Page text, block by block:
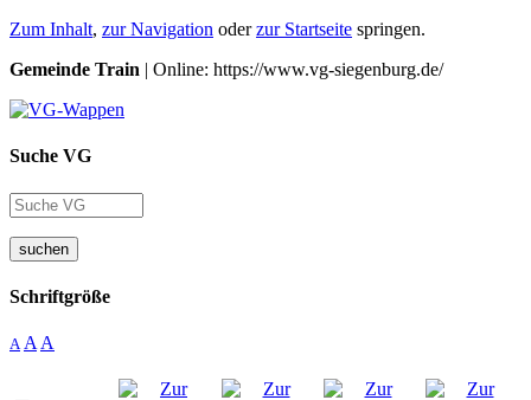
Zum Inhalt, zur Navigation oderzur Startseite springen.
Gemeinde Train | Online: https://www.vg-siegenburg.de/
Suche VG
suchen
Schriftgröße
A A A